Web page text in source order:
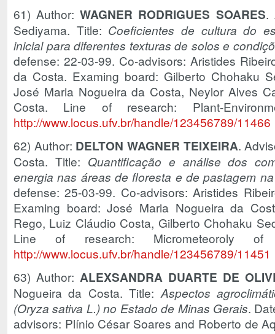
61) Author:WAGNER RODRIGUES SOARES.
Sediyama. Title: Coeficientes de cultura do
inicial para diferentes texturas de solos e
defense: 22-03-99. Co-advisors: Aristides
da Costa. Examing board: Gilberto Chohaku
José Maria Nogueira da Costa, Neylor Alves
Costa. Line of research: Plant-
http://www.locus.ufv.br/handle/123456789/11466
62) Author: DELTON WAGNER TEIXEIRA.
Costa. Title: Quantificação e análise dos
energia nas áreas de floresta e de pastagem
defense: 25-03-99. Co-advisors: Aristides
Examing board: José Maria Nogueira da
Rego, Luiz Cláudio Costa, Gilberto Chohaku
Line of research: Micrometeoroly
http://www.locus.ufv.br/handle/123456789/11451
63) Author: ALEXSANDRA DUARTE DE
Nogueira da Costa. Title: Aspectos
(Oryza sativa L.) no Estado de Minas Gerais.
advisors: Plínio César Soares and Roberto de